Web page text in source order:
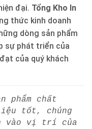
đại. Tổng Kho In
thức kinh doanh
dòng sản phẩm
sự phát triển của
của quý khách
phẩm chất
tốt, chúng
vào vị trí của